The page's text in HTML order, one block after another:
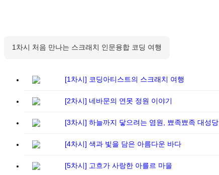
1차시 처음 만나는 스크래치 인문융합 코딩 여행
[1차시] 코딩아티스트의 스크래치 여행
[2차시] 네바문의 연못 정원 이야기
[3차시] 하늘까지 닿으려는 염원, 뾰족뾰족 대성당
[4차시] 색과 빛을 담은 아름다운 바다
[5차시] 고흐가 사랑한 아를르 마을